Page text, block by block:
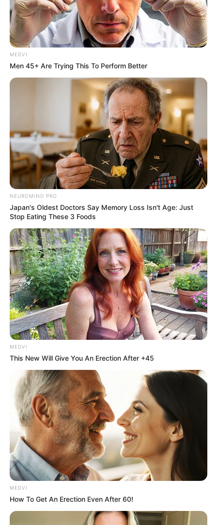
MEDVI
Men 45+ Are Trying This To Perform Better
NEUROMIND PRO
Japan's Oldest Doctors Say Memory Loss Isn't Age: Just
Stop Eating These 3 Foods
MEDVI
This New Will Give You An Erection After +45
MEDVI
How To Get An Erection Even After 60!